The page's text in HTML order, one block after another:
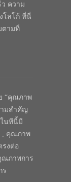
ความ
โลโก้ ที่นี่
ตามที่
“คุณภาพ
ามสำคัญ
นทีนี้มี
, คุณภาพ
รงต่อ
ณภาพการ
ร